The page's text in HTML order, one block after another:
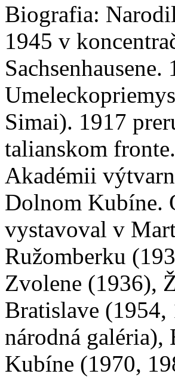
Biografia:
1945 v
Simai). 1917
talianskom
Akadémii
Dolnom Kubíne.
vystavoval v
Ružomberku
Zvolene (1936),
Bratislave (1954,
národná
Kubíne (1970,